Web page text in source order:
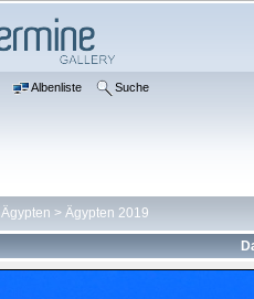
Albenliste Suche
Ägypten > Ägypten 2019